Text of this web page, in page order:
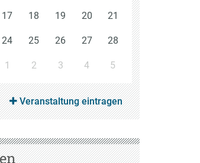
17 18 19 20 21
24 25 26 27 28
1 2 3 4 5
Veranstaltung eintragen